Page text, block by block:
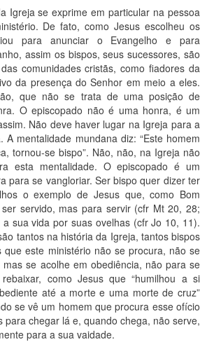
Igreja se exprime em particular na pessoa
De fato, como Jesus escolheu os
para anunciar o Evangelho e para
assim os bispos, seus sucessores, são
comunidades cristãs, como fiadores da
da presença do Senhor em meio a eles.
que não se trata de uma posição de
O episcopado não é uma honra, é um
Não deve haver lugar na Igreja para a
A mentalidade mundana diz: “Este homem
tornou-se bispo”. Não, não, na Igreja não
esta mentalidade. O episcopado é um
para se vangloriar. Ser bispo quer dizer ter
o exemplo de Jesus que, como Bom
servido, mas para servir (cfr Mt 20, 28;
sua vida por suas ovelhas (cfr Jo 10, 11).
tantos na história da Igreja, tantos bispos
que este ministério não se procura, não se
se acolhe em obediência, não para se
como Jesus que “humilhou a si
até a morte e uma morte de cruz”
se vê um homem que procura esse ofício
para chegar lá e, quando chega, não serve,
para a sua vaidade.